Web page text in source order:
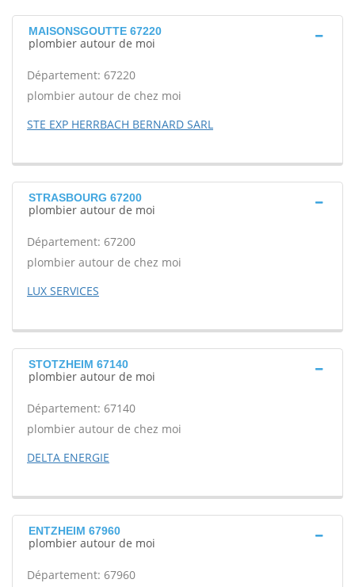
MAISONSGOUTTE 67220
plombier autour de moi
Département: 67220
plombier autour de chez moi
STE EXP HERRBACH BERNARD SARL
STRASBOURG 67200
plombier autour de moi
Département: 67200
plombier autour de chez moi
LUX SERVICES
STOTZHEIM 67140
plombier autour de moi
Département: 67140
plombier autour de chez moi
DELTA ENERGIE
ENTZHEIM 67960
plombier autour de moi
Département: 67960